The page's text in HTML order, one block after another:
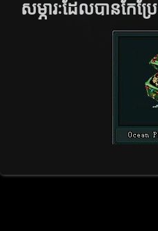
សម្ភារៈដែលបានកែប្រែ